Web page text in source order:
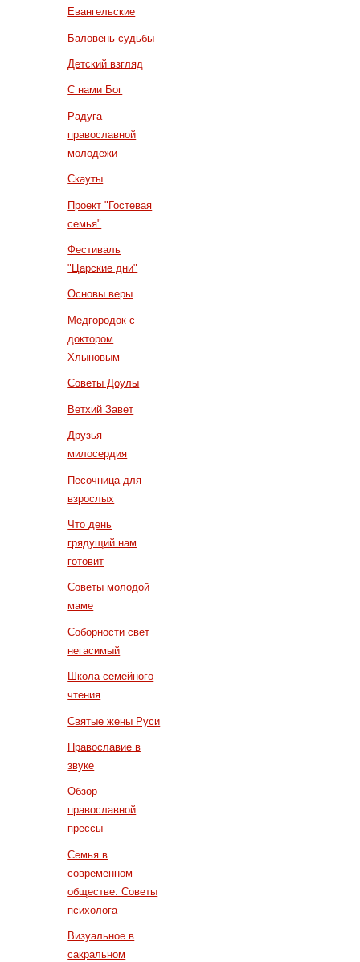
Евангельские
Баловень судьбы
Детский взгляд
С нами Бог
Радуга
православной
молодежи
Скауты
Проект "Гостевая
семья"
Фестиваль
"Царские дни"
Основы веры
Медгородок с
доктором
Хлыновым
Советы Доулы
Ветхий Завет
Друзья
милосердия
Песочница для
взрослых
Что день
грядущий нам
готовит
Советы молодой
маме
Соборности свет
негасимый
Школа семейного
чтения
Святые жены Руси
Православие в
звуке
Обзор
православной
прессы
Семья в
современном
обществе. Советы
психолога
Визуальное в
сакральном